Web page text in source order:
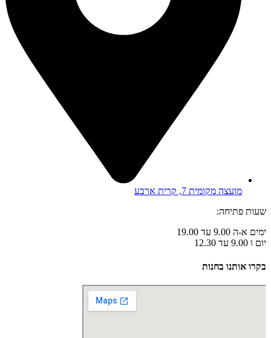
מועצה מקומית 7, קרית ארבע
שעות פתיחה:
ימים א-ה 9.00 עד 19.00
יום ו 9.00 עד 12.30
בקרו אותנו בחנות